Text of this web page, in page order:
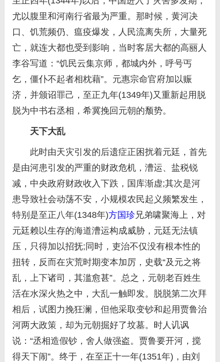
尤以腹里和河南行省最为严重。那时候，黄河决
口、饥荒频仍、瘟疫爆发，人民流离失所，大量死
亡，就连大都也受到影响，当时客居大都的高丽人
李谷写道：“饥民云集京师，都城内外，呼号丐
乞，僵仆不起者相枕藉”。元惠宗命官府加以赈
济，并颁诏罪己，至正九年(1349年)又重新起用脱
脱为中书右丞相，希冀挽回元朝的颓势。
天下大乱
此时由天灾引发的后遗症正困扰着元廷，首先
是由河患引发的严重的财政危机，漕运、盐税锐
减，中央政府财政收入下跌，国库渐虚;其次是河
患导致社会动荡不安，小规模农民起义频繁发生，
特别是至正八年(1348年)方国珍兄弟啸聚海上，对
元廷赖以生存的海道漕运构成威胁，元廷无法镇
压，只得加以招抚;同时，吏治不仅没有根本性的
扭转，反而在灾荒时期变本加厉，史载“及元之将
乱，上下诸司，其滥愈甚”。总之，元朝老百姓生
活在水深火热之中，大乱一触即发。脱脱第二次拜
相后，试图力挽狂澜，但他采取变钞和起用贾鲁治
河两大政策，却为元朝掘好了坟墓。时人讥讽
说：“丞相造假钞，舍人做强盗。贾鲁要开河，搅
得天下闹”。终于，在至正十一年(1351年)，由刘